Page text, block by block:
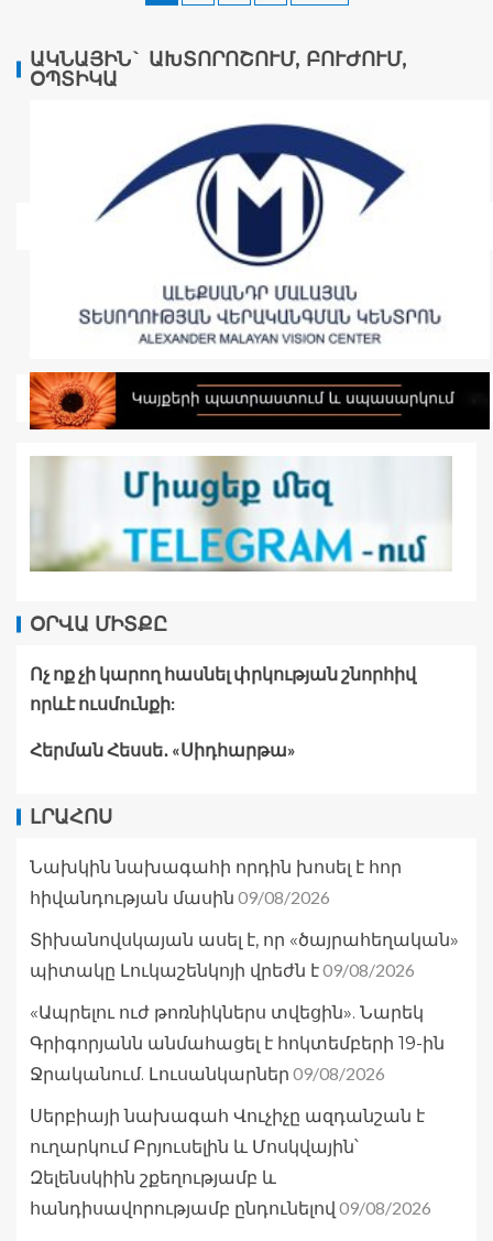
ԱԿՆԱՅԻՆ` ԱԽՏՈՐՈՇՈՒՄ, ԲՈՒԺՈՒՄ,
ՕՊՏԻԿԱ
ՕՐՎԱ ՄԻՏՔԸ
Ոչ ոք չի կարող հասնել փրկության շնորհիվ
որևէ ուսմունքի:
Հերման Հեսսե․ «Սիդհարթա»
ԼՐԱՀՈՍ
Նախկին նախագահի որդին խոսել է հոր
հիվանդության մասին 09/08/2026
Տիխանովսկայան ասել է, որ «ծայրահեղական»
պիտակը Լուկաշենկոյի վրեժն է09/08/2026
«Ապրելու ուժ թոռնիկներս տվեցին». Նարեկ
Գրիգորյանն անմահացել է հոկտեմբերի 19-ին
Ջրականում. Լուսանկարներ 09/08/2026
Սերբիայի նախագահ Վուչիչը ազդանշան է
ուղարկում Բրյուսելին և Մոսկվային՝
Զելենսկիին շքեղությամբ և
հանդիսավորությամբ ընդունելով 09/08/2026